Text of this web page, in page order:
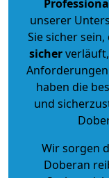
unserer
Sie sicher
sicherverläuft,
haben die
und
Wir sorgen
Doberan